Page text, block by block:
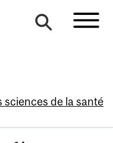
sciences de la santé